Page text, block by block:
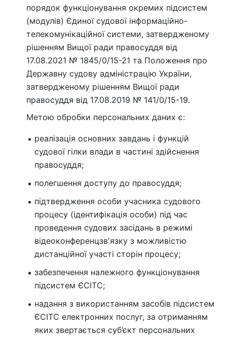
порядок функціонування окремих підсистем
(модулів) Єдиної судової інформаційно-
телекомунікаційної системи, затвердженому
рішенням Вищої ради правосуддя від
17.08.2021 № 1845/0/15-21 та Положення про
Державну судову адміністрацію України,
затвердженому рішенням Вищої ради
правосуддя від 17.08.2019 № 141/0/15-19.
Метою обробки персональних даних є:
реалізація основних завдань і функцій
судової гілки влади в частині здійснення
правосуддя;
полегшення доступу до правосуддя;
підтвердження особи учасника судового
процесу (ідентифікація особи) під час
проведення судових засідань в режимі
відеоконференцзв'язку з можливістю
дистанційної участі сторін процесу;
забезпечення належного функціонування
підсистем ЄСІТС;
надання з використанням засобів підсистем
ЄСІТС електронних послуг, за отриманням
яких звертається суб’єкт персональних